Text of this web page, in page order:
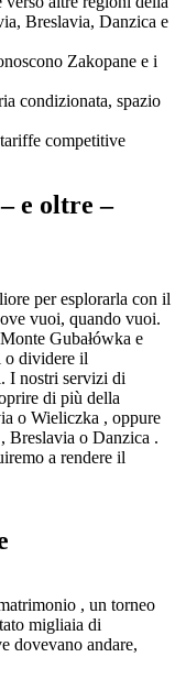
Breslavia, Danzica e
Zakopane e i
condizionata, spazio
competitive
e oltre –
per esplorarla con il
vuoi, quando vuoi.
Gubałówka e
o dividere il
I nostri servizi di
di più della
o Wieliczka , oppure
Breslavia o Danzica .
a rendere il
, un torneo
migliaia di
dovevano andare,